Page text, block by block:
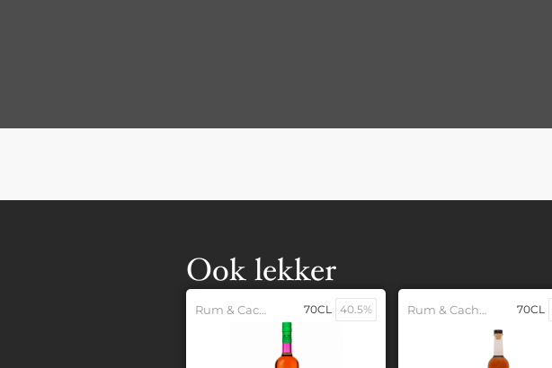
Ook lekker
Rum & Cachaca 70CL 40.5% Rum & Cachaca 70CL